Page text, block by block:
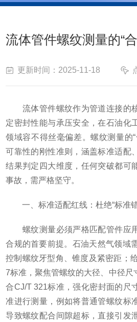
流体管件螺纹测量的“
更新时间：2025-11-18
流体管件螺纹作为管道连接的
定密封性能与承压安全，在石油化
领域容不得丝毫偏差。螺纹测量的
可靠性的刚性准则，涵盖标准适配
结果判定四大维度，任何突破都可
事故，需严格坚守。
一、标准适配红线：杜绝“标准
螺纹测量必须严格匹配管件应
合规的首要前提。石油天然气领域
控制螺纹牙型角、锥度及紧密距；
7标准，聚焦管螺纹的大径、中径尺
合CJ/T 321标准，强化密封面的尺
准进行测量，例如将普通管螺纹标
导致螺纹配合间隙超标，直接引发